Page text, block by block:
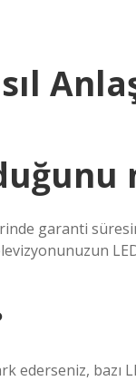
garanti
ederseniz, bazı